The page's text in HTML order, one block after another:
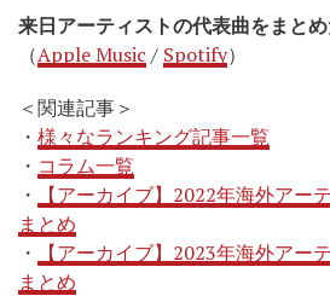
来日アーティストの代表曲をまと
（Apple Music / Spotify）
＜関連記事＞
・ 様々なランキング記事一覧
・ コラム一覧
・
【アーカイブ】2022年海外アー
まとめ
・
【アーカイブ】2023年海外アー
まとめ